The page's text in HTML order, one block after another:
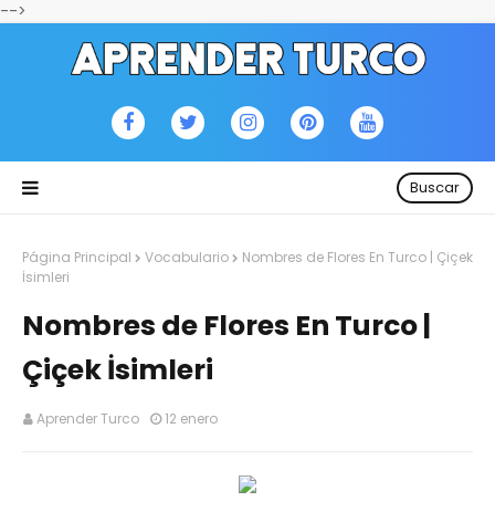
-->
Buscar
Página Principal Vocabulario
Nombres de Flores En Turco | Çiçek
İsimleri
Nombres de Flores En Turco |
Çiçek İsimleri
Aprender Turco 12 enero